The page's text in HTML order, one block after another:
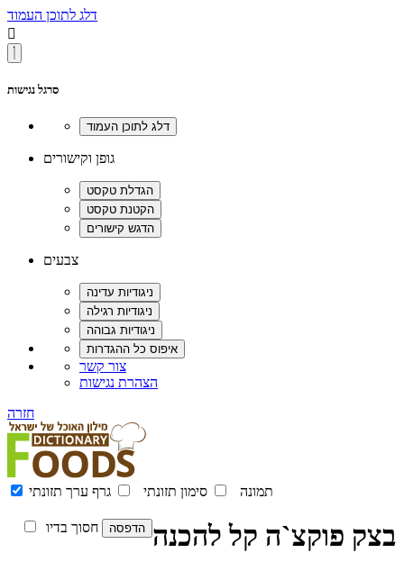
דלג לתוכן העמוד

סרגל נגישות
גופן וקישורים
צבעים
צור קשר
הצהרת נגישות
חזרה
תמונה סימון תזונתי גרף ערך תזונתי
חסוך בדיו בצק פוקצ`ה קל להכנה